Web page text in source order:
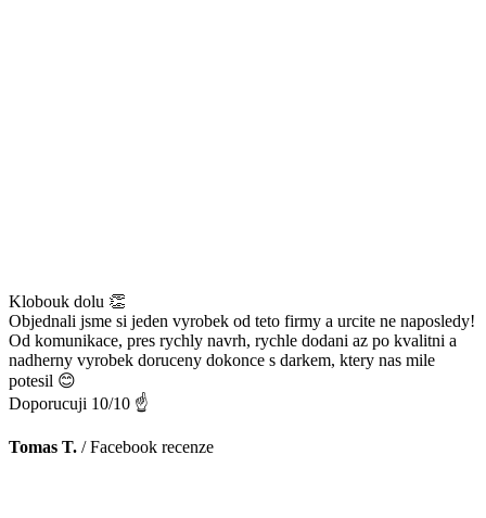
Klobouk dolu 👏
Objednali jsme si jeden vyrobek od teto firmy a urcite ne naposledy!
Od komunikace, pres rychly navrh, rychle dodani az po kvalitni a
nadherny vyrobek doruceny dokonce s darkem, ktery nas mile
potesil 😊
Doporucuji 10/10 ☝️
Tomas T. /Facebook recenze